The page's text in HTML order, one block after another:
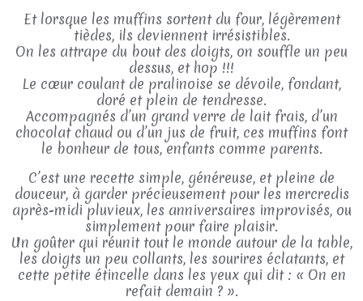
Et lorsque les muffins sortent du four, légèrement
tièdes, ils deviennent irrésistibles.
On les attrape du bout des doigts, on souffle un peu
dessus, et hop !!!
Le cœur coulant de pralinoise se dévoile, fondant,
doré et plein de tendresse.
Accompagnés d’un grand verre de lait frais, d’un
chocolat chaud ou d’un jus de fruit, ces muffins font
le bonheur de tous, enfants comme parents.
C’est une recette simple, généreuse, et pleine de
douceur, à garder précieusement pour les mercredis
après-midi pluvieux, les anniversaires improvisés, ou
simplement pour faire plaisir.
Un goûter qui réunit tout le monde autour de la table,
les doigts un peu collants, les sourires éclatants, et
cette petite étincelle dans les yeux qui dit : « On en
refait demain ? ».